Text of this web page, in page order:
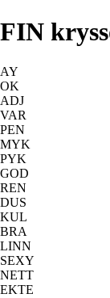
FIN
AY
OK
ADJ
VAR
PEN
MYK
PYK
GOD
REN
DUS
KUL
BRA
LINN
SEXY
NETT
EKTE